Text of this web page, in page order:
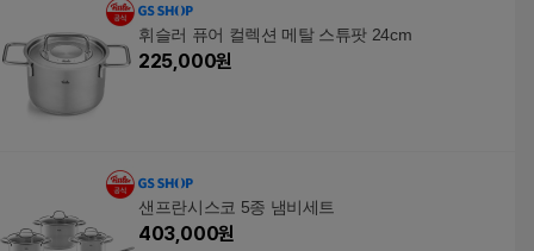
휘슬러 퓨어 컬렉션 메탈 스튜팟 24cm
225,000원
샌프란시스코 5종 냄비세트
403,000원